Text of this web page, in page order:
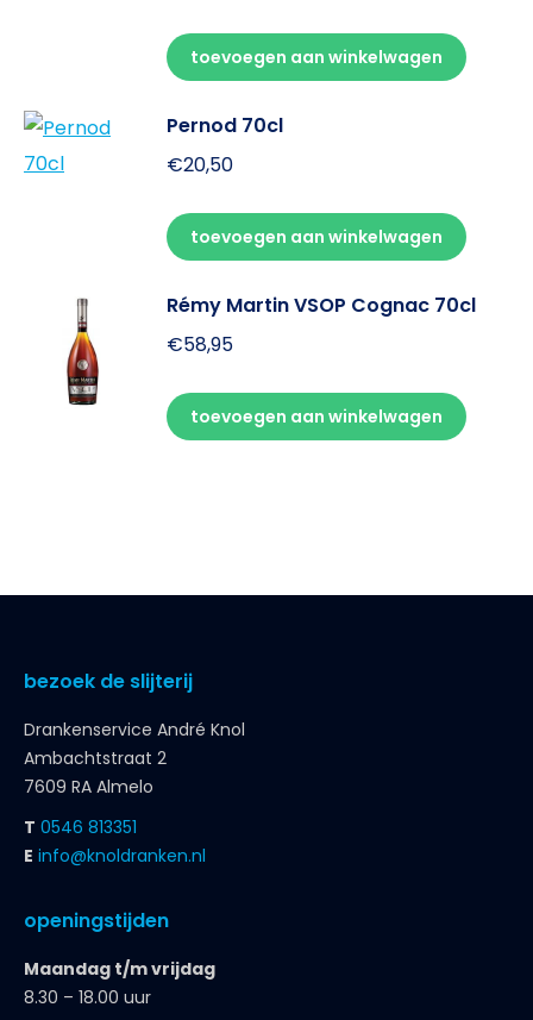
toevoegen aan winkelwagen
Pernod 70cl
€20,50
toevoegen aan winkelwagen
Rémy Martin VSOP Cognac 70cl
€58,95
toevoegen aan winkelwagen
bezoek de slijterij
Drankenservice André Knol
Ambachtstraat 2
7609 RA Almelo
T 0546 813351
E info@knoldranken.nl
openingstijden
Maandag t/m vrijdag
8.30 – 18.00 uur